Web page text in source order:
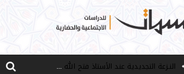
النـزعة التجديدية عند الأستاذ فتح الله كولن